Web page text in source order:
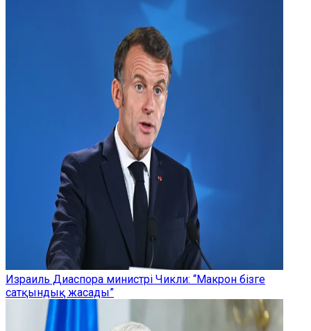
Израиль Диаспора министрі Чикли: “Макрон бізге
сатқындық жасады”